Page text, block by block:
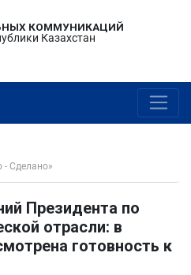
КОММУНИКАЦИЙ
Казахстан
- Сделано»
Президента по
отрасли: в
готовность к